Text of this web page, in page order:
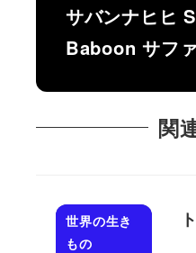
サバンナヒヒ
Baboon サフ
関
世界の生き
もの